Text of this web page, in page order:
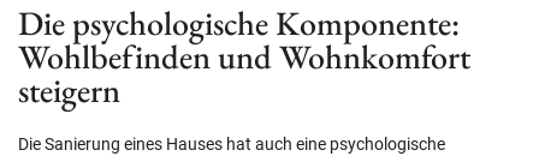
Die psychologische Komponente:
Wohlbefinden und Wohnkomfort
steigern
Die Sanierung eines Hauses hat auch eine psychologische